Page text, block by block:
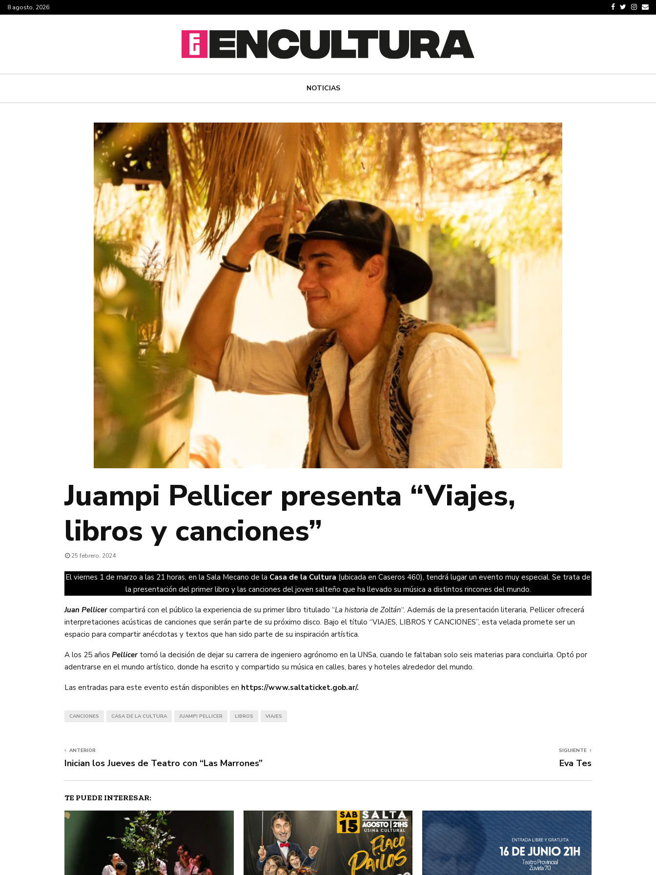
8 agosto, 2026
NOTICIAS
Juampi Pellicer presenta “Viajes,
libros y canciones”
25 febrero, 2024
El viernes 1 de marzo a las 21 horas, en la Sala Mecano de la Casa de la Cultura (ubicada en Caseros 460), tendrá lugar un evento muy especial. Se trata de
la presentación del primer libro y las canciones del joven salteño que ha llevado su música a distintos rincones del mundo.
Juan Pellicercompartirá con el público la experiencia de su primer libro titulado “La historia de Zoltán“. Además de la presentación literaria, Pellicer ofrecerá
interpretaciones acústicas de canciones que serán parte de su próximo disco. Bajo el título “VIAJES, LIBROS Y CANCIONES”, esta velada promete ser un
espacio para compartir anécdotas y textos que han sido parte de su inspiración artística.
A los 25 años Pellicertomó la decisión de dejar su carrera de ingeniero agrónomo en la UNSa, cuando le faltaban solo seis materias para concluirla. Optó por
adentrarse en el mundo artístico, donde ha escrito y compartido su música en calles, bares y hoteles alrededor del mundo.
Las entradas para este evento están disponibles en https://www.saltaticket.gob.ar/.
CANCIONES CASA DE LA CULTURA JUAMPI PELLICER LIBROS VIAJES
ANTERIOR
Inician los Jueves de Teatro con “Las Marrones”
SIGUIENTE
Eva Tes
TE PUEDE INTERESAR: